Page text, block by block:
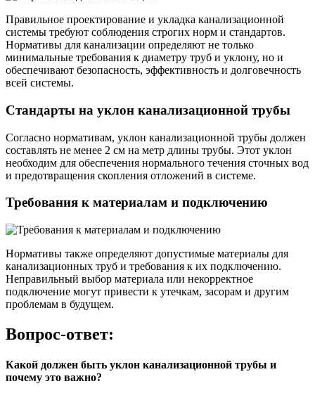
Правильное проектирование и укладка канализационной
системы требуют соблюдения строгих норм и стандартов.
Нормативы для канализации определяют не только
минимальные требования к диаметру труб и уклону, но и
обеспечивают безопасность, эффективность и долговечность
всей системы.
Стандарты на уклон канализационной трубы
Согласно нормативам, уклон канализационной трубы должен
составлять не менее 2 см на метр длины трубы. Этот уклон
необходим для обеспечения нормального течения сточных вод
и предотвращения скопления отложений в системе.
Требования к материалам и подключению
Нормативы также определяют допустимые материалы для
канализационных труб и требования к их подключению.
Неправильный выбор материала или некорректное
подключение могут привести к утечкам, засорам и другим
проблемам в будущем.
Вопрос-ответ:
Какой должен быть уклон канализационной трубы и
почему это важно?